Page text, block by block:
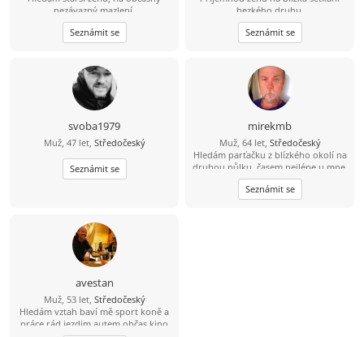
nezávazný mazlení.
Seznámit se
hezkého druhu.
Seznámit se
svoba1979
Muž, 47 let, Středočeský
Seznámit se
mirekmb
Muž, 64 let, Středočeský
Hledám parťačku z blízkého okolí na
druhou půlku, časem nejlépe u mne,
nekuřačka, drobná postava
výhodou...
Seznámit se
avestan
Muž, 53 let, Středočeský
Hledám vztah baví mě sport koně a
práce rád jezdim autem občas kino